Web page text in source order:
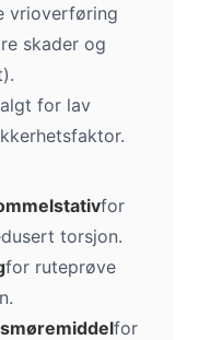
vrioverføring
skader og
for lav
for
torsjon.
for ruteprøve
for